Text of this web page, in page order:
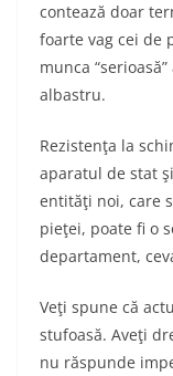
contează doar
foarte vag cei de
munca
albastru.
Rezistenţa la
aparatul de stat
entităţi noi, care
pieţei, poate fi o
departament,
Veţi spune că
stufoasă. Aveţi
nu răspunde